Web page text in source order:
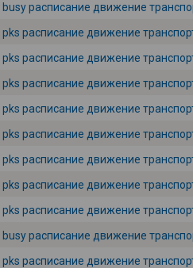
busy расписание движение
pks расписание движение
pks расписание движение
pks расписание движение
pks расписание движение
pks расписание движение
pks расписание движение
pks расписание движение
pks расписание движение
busy расписание движение
pks расписание движение